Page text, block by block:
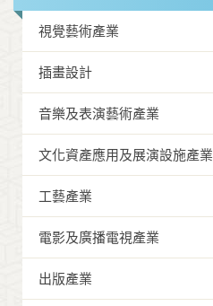
視覺藝術產業
插畫設計
音樂及表演藝術產業
文化資產應用及展演設施產業
工藝產業
電影及廣播電視產業
出版產業